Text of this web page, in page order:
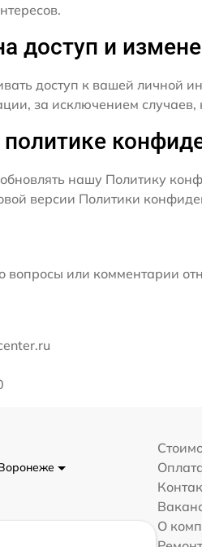
доступ и
доступ к вашей личной
за исключением случаев,
нашу Политику
версии Политики
вопросы или комментарии
О